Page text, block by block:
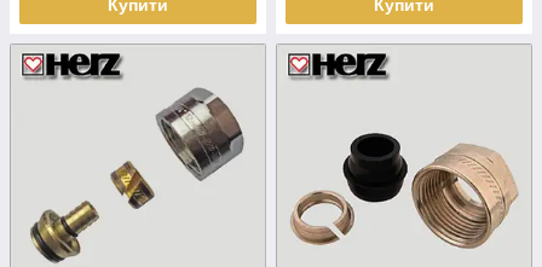
Купити Купити